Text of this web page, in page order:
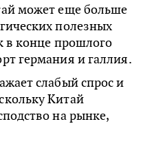
может еще больше
полезных
в конце прошлого
германия и галлия.
слабый спрос и
Китай
на рынке,